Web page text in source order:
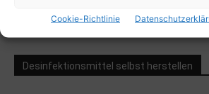
Cookie-Richtlinie
Hauptredaktion_Adeba - 16. März 2018
Desinfektionsmittel selbst herstellen